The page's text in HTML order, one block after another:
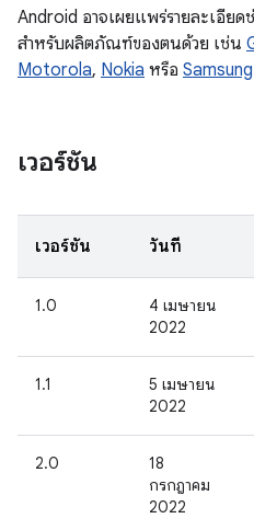
Android อาจเผยแพร่รายละเอีย
สำหรับผลิตภัณฑ์ของตนด้วย เช่น
Motorola, Nokia หรือ Samsung
เวอร์ชัน
เวอร์ชัน วันที่
1.0
4 เมษายน
2022
1.1
5 เมษายน
2022
2.0
18
กรกฎาคม
2022